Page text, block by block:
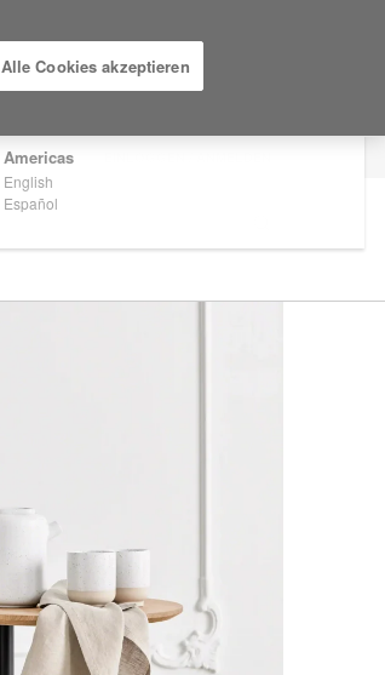
Are you in United States?
Americas
English
Español
Alle Cookies akzeptieren